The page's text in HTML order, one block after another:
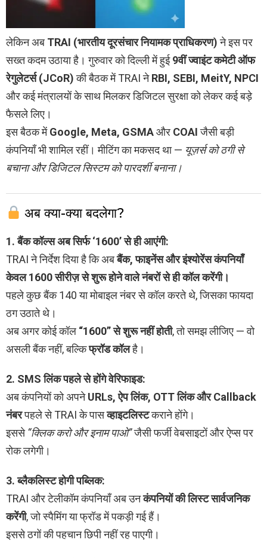
लेकिन अब TRAI (भारतीय दूरसंचार नियामक प्राधिकरण)ने इस पर
सख्त कदम उठाया है। गुरुवार को दिल्ली में हुई9वीं ज्वाइंट कमेटी ऑफ
रेगुलेटर्स (JCoR)की बैठक में TRAI नेRBI, SEBI, MeitY, NPCI
और कई मंत्रालयों के साथ मिलकर डिजिटल सुरक्षा को लेकर कई बड़े
फैसले लिए।
इस बैठक मेंGoogle, Meta, GSMAऔर COAIजैसी बड़ी
कंपनियाँ भी शामिल रहीं। मीटिंग का मकसद था — यूज़र्स को ठगी से
बचाना और डिजिटल सिस्टम को पारदर्शी बनाना।
अब क्या-क्या बदलेगा?
1. बैंक कॉल्स अब सिर्फ ‘1600’ से ही आएंगी:
TRAI ने निर्देश दिया है कि अबबैंक, फाइनेंस और इंश्योरेंस कंपनियाँ
केवल 1600 सीरीज़ से शुरू होने वाले नंबरों से ही कॉल करेंगी।
पहले कुछ बैंक 140 या मोबाइल नंबर से कॉल करते थे, जिसका फायदा
ठग उठाते थे।
अब अगर कोई कॉल “1600” से शुरू नहीं होती, तो समझ लीजिए — वो
असली बैंक नहीं, बल्किफ्रॉड कॉलहै।
2. SMS लिंक पहले से होंगे वेरिफाइड:
अब कंपनियों को अपनेURLs, ऐप लिंक, OTT लिंक और Callback
नंबरपहले से TRAI के पासव्हाइटलिस्टकराने होंगे।
इससे“क्लिक करो और इनाम पाओ”जैसी फर्जी वेबसाइटों और ऐप्स पर
रोक लगेगी।
3. ब्लैकलिस्ट होगी पब्लिक:
TRAI और टेलीकॉम कंपनियाँ अब उनकंपनियों की लिस्ट सार्वजनिक
करेंगी, जो स्पैमिंग या फ्रॉड में पकड़ी गई हैं।
इससे ठगों की पहचान छिपी नहीं रह पाएगी।